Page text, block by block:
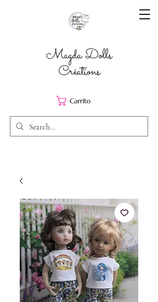
Magda Dolls
Créations
Carrito